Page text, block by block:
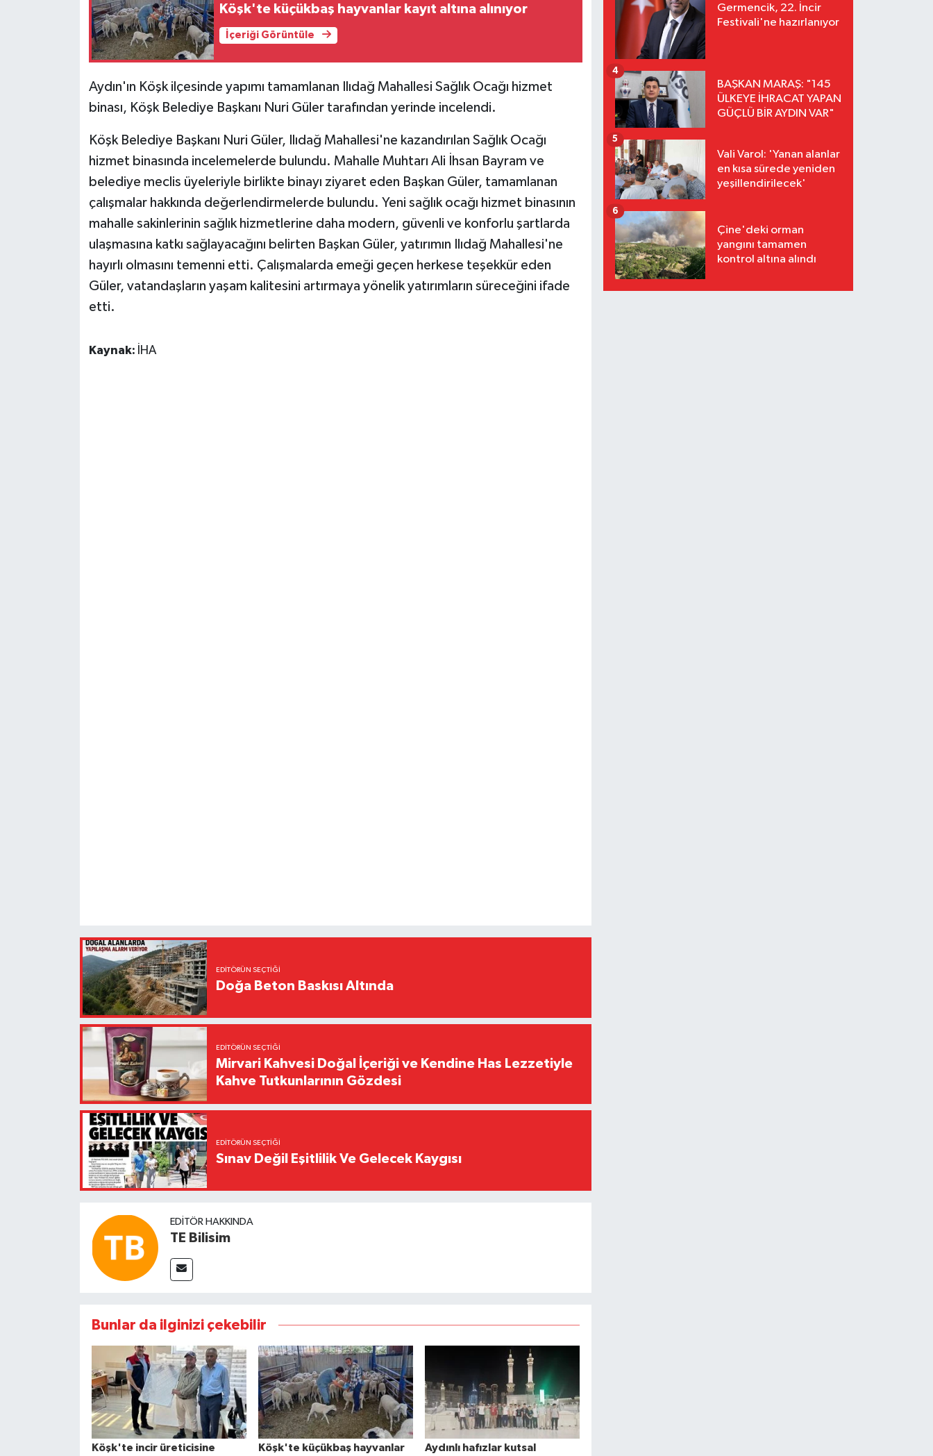
Köşk'te küçükbaş hayvanlar kayıt altına alınıyor
İçeriği Görüntüle
Aydın'ın Köşk ilçesinde yapımı tamamlanan Ilıdağ Mahallesi Sağlık Ocağı hizmet
binası, Köşk Belediye Başkanı Nuri Güler tarafından yerinde incelendi.
Köşk Belediye Başkanı Nuri Güler, Ilıdağ Mahallesi'ne kazandırılan Sağlık Ocağı
hizmet binasında incelemelerde bulundu. Mahalle Muhtarı Ali İhsan Bayram ve
belediye meclis üyeleriyle birlikte binayı ziyaret eden Başkan Güler, tamamlanan
çalışmalar hakkında değerlendirmelerde bulundu. Yeni sağlık ocağı hizmet binasının
mahalle sakinlerinin sağlık hizmetlerine daha modern, güvenli ve konforlu şartlarda
ulaşmasına katkı sağlayacağını belirten Başkan Güler, yatırımın Ilıdağ Mahallesi'ne
hayırlı olmasını temenni etti. Çalışmalarda emeği geçen herkese teşekkür eden
Güler, vatandaşların yaşam kalitesini artırmaya yönelik yatırımların süreceğini ifade
etti.
Kaynak: İHA
EDITÖRÜN SEÇTIĞI
Doğa Beton Baskısı Altında
EDITÖRÜN SEÇTIĞI
Mirvari Kahvesi Doğal İçeriği ve Kendine Has Lezzetiyle
Kahve Tutkunlarının Gözdesi
EDITÖRÜN SEÇTIĞI
Sınav Değil Eşitlilik Ve Gelecek Kaygısı
EDITÖR HAKKINDA
TE Bilisim
Bunlar da ilginizi çekebilir
Köşk'te incir üreticisine
Köşk'te küçükbaş hayvanlar
Aydınlı hafızlar kutsal
Germencik, 22. İncir
Festivali'ne hazırlanıyor
BAŞKAN MARAŞ: "145
ÜLKEYE İHRACAT YAPAN
GÜÇLÜ BİR AYDIN VAR"
4
Vali Varol: 'Yanan alanlar
en kısa sürede yeniden
yeşillendirilecek'
5
Çine'deki orman
yangını tamamen
kontrol altına alındı
6